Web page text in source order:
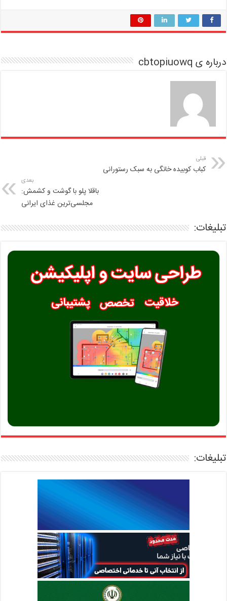
درباره ی cbtopiuowq
قبلی
کباب کوبیده خانگی به سبک رستورانی
بعدی
باقلا پلو با گوشت و کشمش:
مجلسی‌ترین غذای ایرانی
تبلیغات:
تبلیغات: